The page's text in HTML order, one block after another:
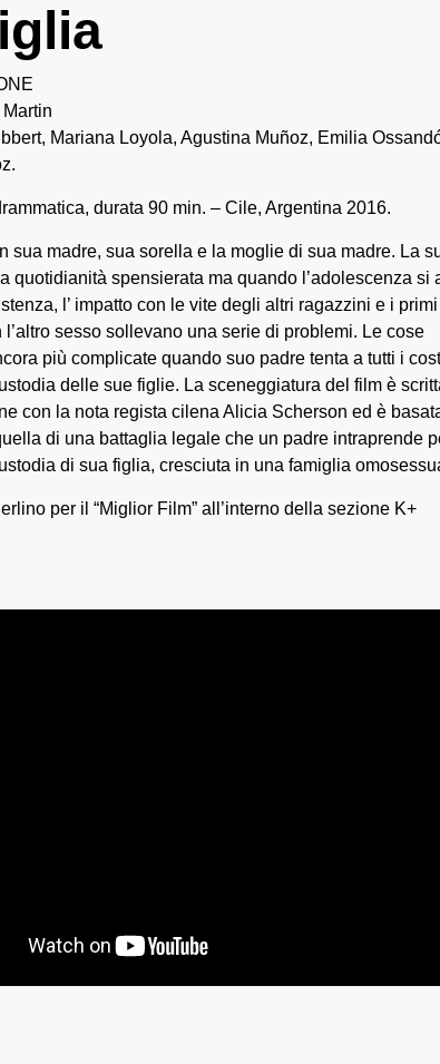
Mariana Loyola, Agustina Muñoz, Emilia
durata 90 min. – Cile, Argentina 2016.
sua madre, sua sorella e la moglie di sua madre. La
quotidianità spensierata ma quando l’adolescenza si
l’ impatto con le vite degli altri ragazzini e i primi
l’altro sesso sollevano una serie di problemi. Le cose
più complicate quando suo padre tenta a tutti i
delle sue figlie. La sceneggiatura del film è
con la nota regista cilena Alicia Scherson ed è
di una battaglia legale che un padre intraprende
di sua figlia, cresciuta in una famiglia
per il “Miglior Film” all’interno della sezione K+